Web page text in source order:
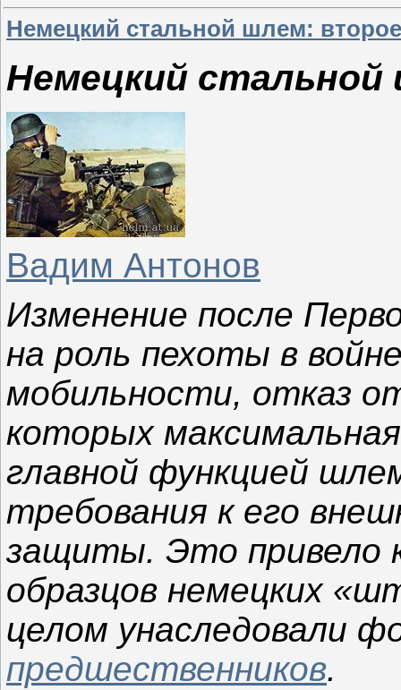
Немецкий стальной шлем:
Немецкий стальной
Вадим Антонов
Изменение после
на роль пехоты в
мобильности, отказ
которых
главной функцией
требования к его
защиты. Это привело
образцов немецких
целом унаследовали
предшественников.